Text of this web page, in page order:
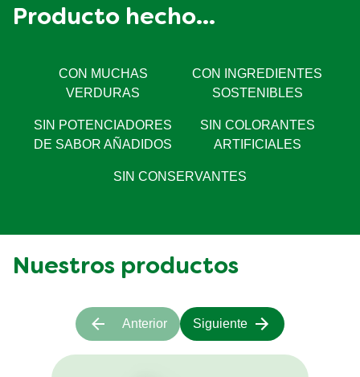
Producto hecho...
CON MUCHAS
VERDURAS
CON INGREDIENTES
SOSTENIBLES
SIN POTENCIADORES
DE SABOR AÑADIDOS
SIN COLORANTES
ARTIFICIALES
SIN CONSERVANTES
Nuestros productos
Anterior Siguiente